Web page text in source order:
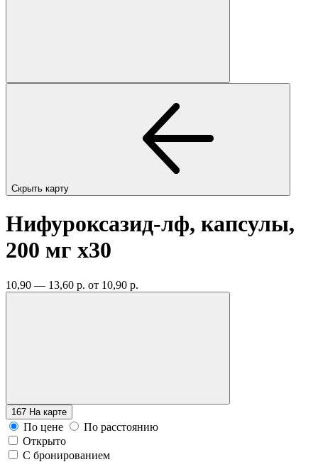
Скрыть карту
Нифуроксазид-лф, капсулы,
200 мг x30
10,90 — 13,60 р. от 10,90 р.
167 На карте
По цене
По расстоянию
Открыто
С бронированием